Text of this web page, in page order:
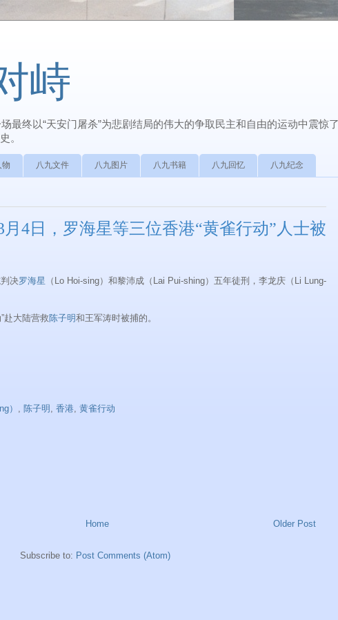
峙
最终以“天安门屠杀”为悲剧结局的伟大的争取民主和自由的运动中震惊
。
物 八九文件 八九图片 八九书籍 八九回忆 八九纪念
月4日，罗海星等三位香港“黄雀行动”人士被
决罗海星 （Lo Hoi-sing）和黎沛成（Lai Pui-shing）五年徒刑，李龙庆（Li Lung-
赴大陆营救陈子明和王军涛时被捕的。
） 陈子明 香港 黄雀行动
Older Post
Home
Subscribe to: Post Comments (Atom)